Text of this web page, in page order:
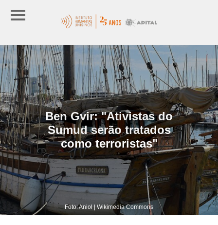
Ben Gvir: "Ativistas do
Sumud serão tratados
como terroristas"
Foto: Aniol | Wikimedia Commons